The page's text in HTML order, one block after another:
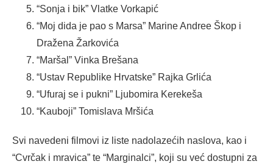
“Sonja i bik” Vlatke Vorkapić
“Moj dida je pao s Marsa” Marine Andree Škop i
Dražena Žarkovića
“Maršal” Vinka Brešana
“Ustav Republike Hrvatske” Rajka Grlića
“Ufuraj se i pukni” Ljubomira Kerekeša
“Kauboji” Tomislava Mršića
Svi navedeni filmovi iz liste nadolazećih naslova, kao i
“Cvrčak i mravica” te “Marginalci”, koji su već dostupni za